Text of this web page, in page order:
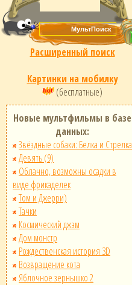
Расширенный поиск
Картинки на мобилку
(бесплатные)
Новые мультфильмы в базе
данных:
Звёздные собаки: Белка и Стрелка
Девять (9)
Облачно, возможны осадки в
виде фрикаделек
Том и Джерри)
Тачки
Космический джэм
Дом монстр
Рождественская история 3D
Возвращение кота
Яблочное зернышко 2